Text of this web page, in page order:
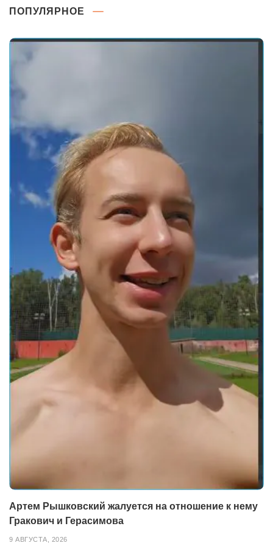
ПОПУЛЯРНОЕ
Артем Рышковский жалуется на отношение к нему
Гракович и Герасимова
9 АВГУСТА, 2026